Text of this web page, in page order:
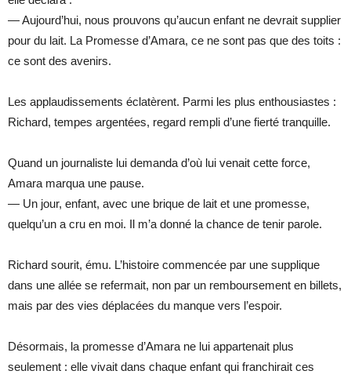
— Aujourd’hui, nous prouvons qu’aucun enfant ne devrait supplier
pour du lait. La Promesse d’Amara, ce ne sont pas que des toits :
ce sont des avenirs.
Les applaudissements éclatèrent. Parmi les plus enthousiastes :
Richard, tempes argentées, regard rempli d’une fierté tranquille.
Quand un journaliste lui demanda d’où lui venait cette force,
Amara marqua une pause.
— Un jour, enfant, avec une brique de lait et une promesse,
quelqu’un a cru en moi. Il m’a donné la chance de tenir parole.
Richard sourit, ému. L’histoire commencée par une supplique
dans une allée se refermait, non par un remboursement en billets,
mais par des vies déplacées du manque vers l’espoir.
Désormais, la promesse d’Amara ne lui appartenait plus
seulement : elle vivait dans chaque enfant qui franchirait ces